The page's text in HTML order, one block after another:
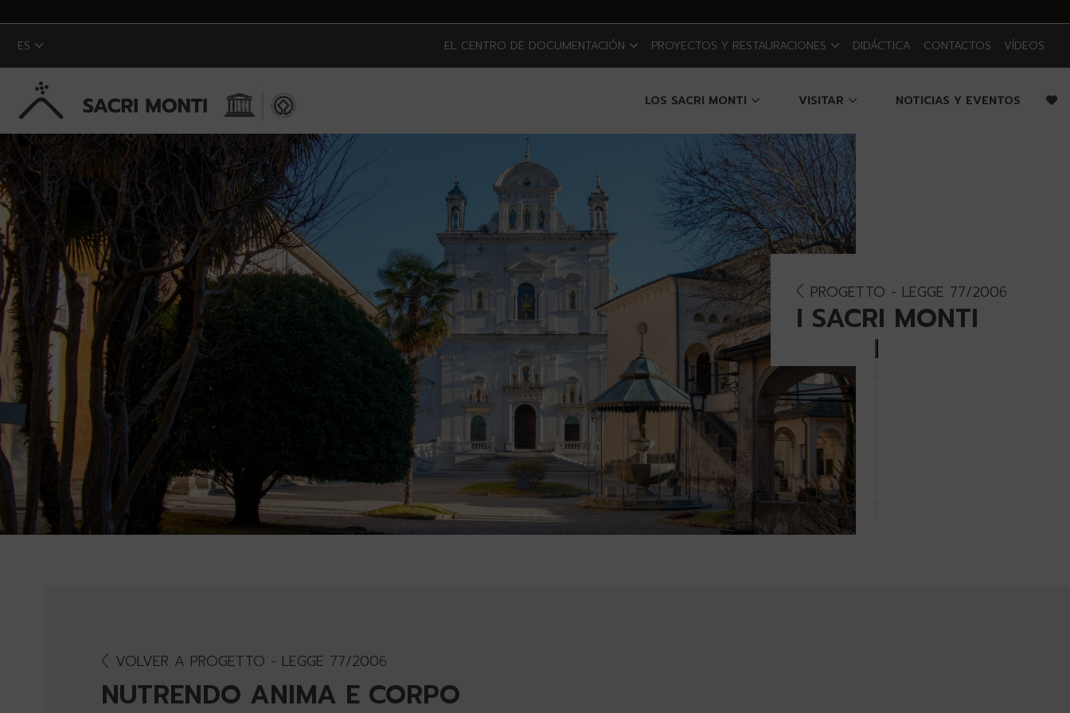
Saltar al contenido principal
ES EL CENTRO DE DOCUMENTACIÓN PROYECTOS Y RESTAURACIONES DIDÁCTICA CONTACTOS VÍDEOS
LOS SACRI MONTI VISITAR NOTICIAS Y EVENTOS
PROGETTO - LEGGE 77/2006
I SACRI MONTI
VOLVER A PROGETTO - LEGGE 77/2006
NUTRENDO ANIMA E CORPO